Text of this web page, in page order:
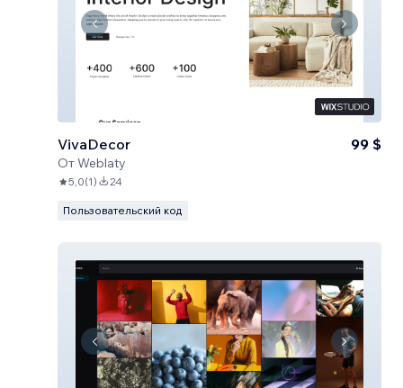
VivaDecor
ОтWeblaty
99 $
5,0(1) 24
Пользовательский код